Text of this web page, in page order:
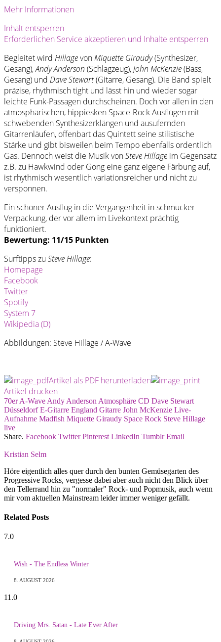
Mehr Informationen
Inhalt entsperren
Erforderlichen Service akzeptieren und Inhalte entsperren
Begleitet wird Hillagevon Miquette Giraudy(Synthesizer,
Gesang),Andy Anderson (Schlagzeug),John McKenzie(Bass,
Gesang) und Dave Stewart(Gitarre, Gesang). Die Band spielt
präzise, rhythmisch tight und lässt hin und wieder sogar
leichte Funk-Passagen durchscheinen. Doch vor allen in den
atmosphärischen, hippiesken Space-Rock Ausflügen mit
schwebenden Synthesizerklängen und ausufernden
Gitarrenläufen, offenbart das Quintett seine stilistische
Stärke und gibt bisweilen beim Tempo ebenfalls ordentlich
Gas. Dennoch weist die Musik vonSteve Hillage im Gegensatz
z.B. zu Hawkwind oder Gong eine ganz eigene Färbung auf,
ist rhythmisch wesentlich variationsreicher und nicht zu
versponnen.
Ein schöner Ausflug in die Vergangenheit in schmucker
Verpackung, der vor allem im Livekontext prächtig
funktioniert.
Bewertung: 11/15 Punkten
Surftipps zu Steve Hillage:
Homepage
Facebook
Twitter
Spotify
System 7
Wikipedia (D)
Abbildungen: Steve Hillage / A-Wave
Artikel als PDF herunterladen
Artikel drucken
70er A-Wave Andy Anderson Atmosphäre CD Dave Stewart
Düsseldorf E-Gitarre England Gitarre John McKenzie Live-
Aufnahme Madfish Miquette Giraudy Space Rock Steve Hillage
live
Share. Facebook Twitter Pinterest LinkedIn Tumblr Email
Kristian Selm
Höre eigentlich alles quer durch den bunten Gemüsegarten des
Progressive Rocks, vergesse dabei aber auch nicht den Blick über
den Tellerrand hin zu "normaler" Rock- und Popmusik, auch wenn
mir vom aktuellen Mainstream leider immer weniger gefällt.
Related Posts
7.0
Wish - The Endless Winter
8. AUGUST 2026
11.0
Driving Mrs. Satan - Late Ever After